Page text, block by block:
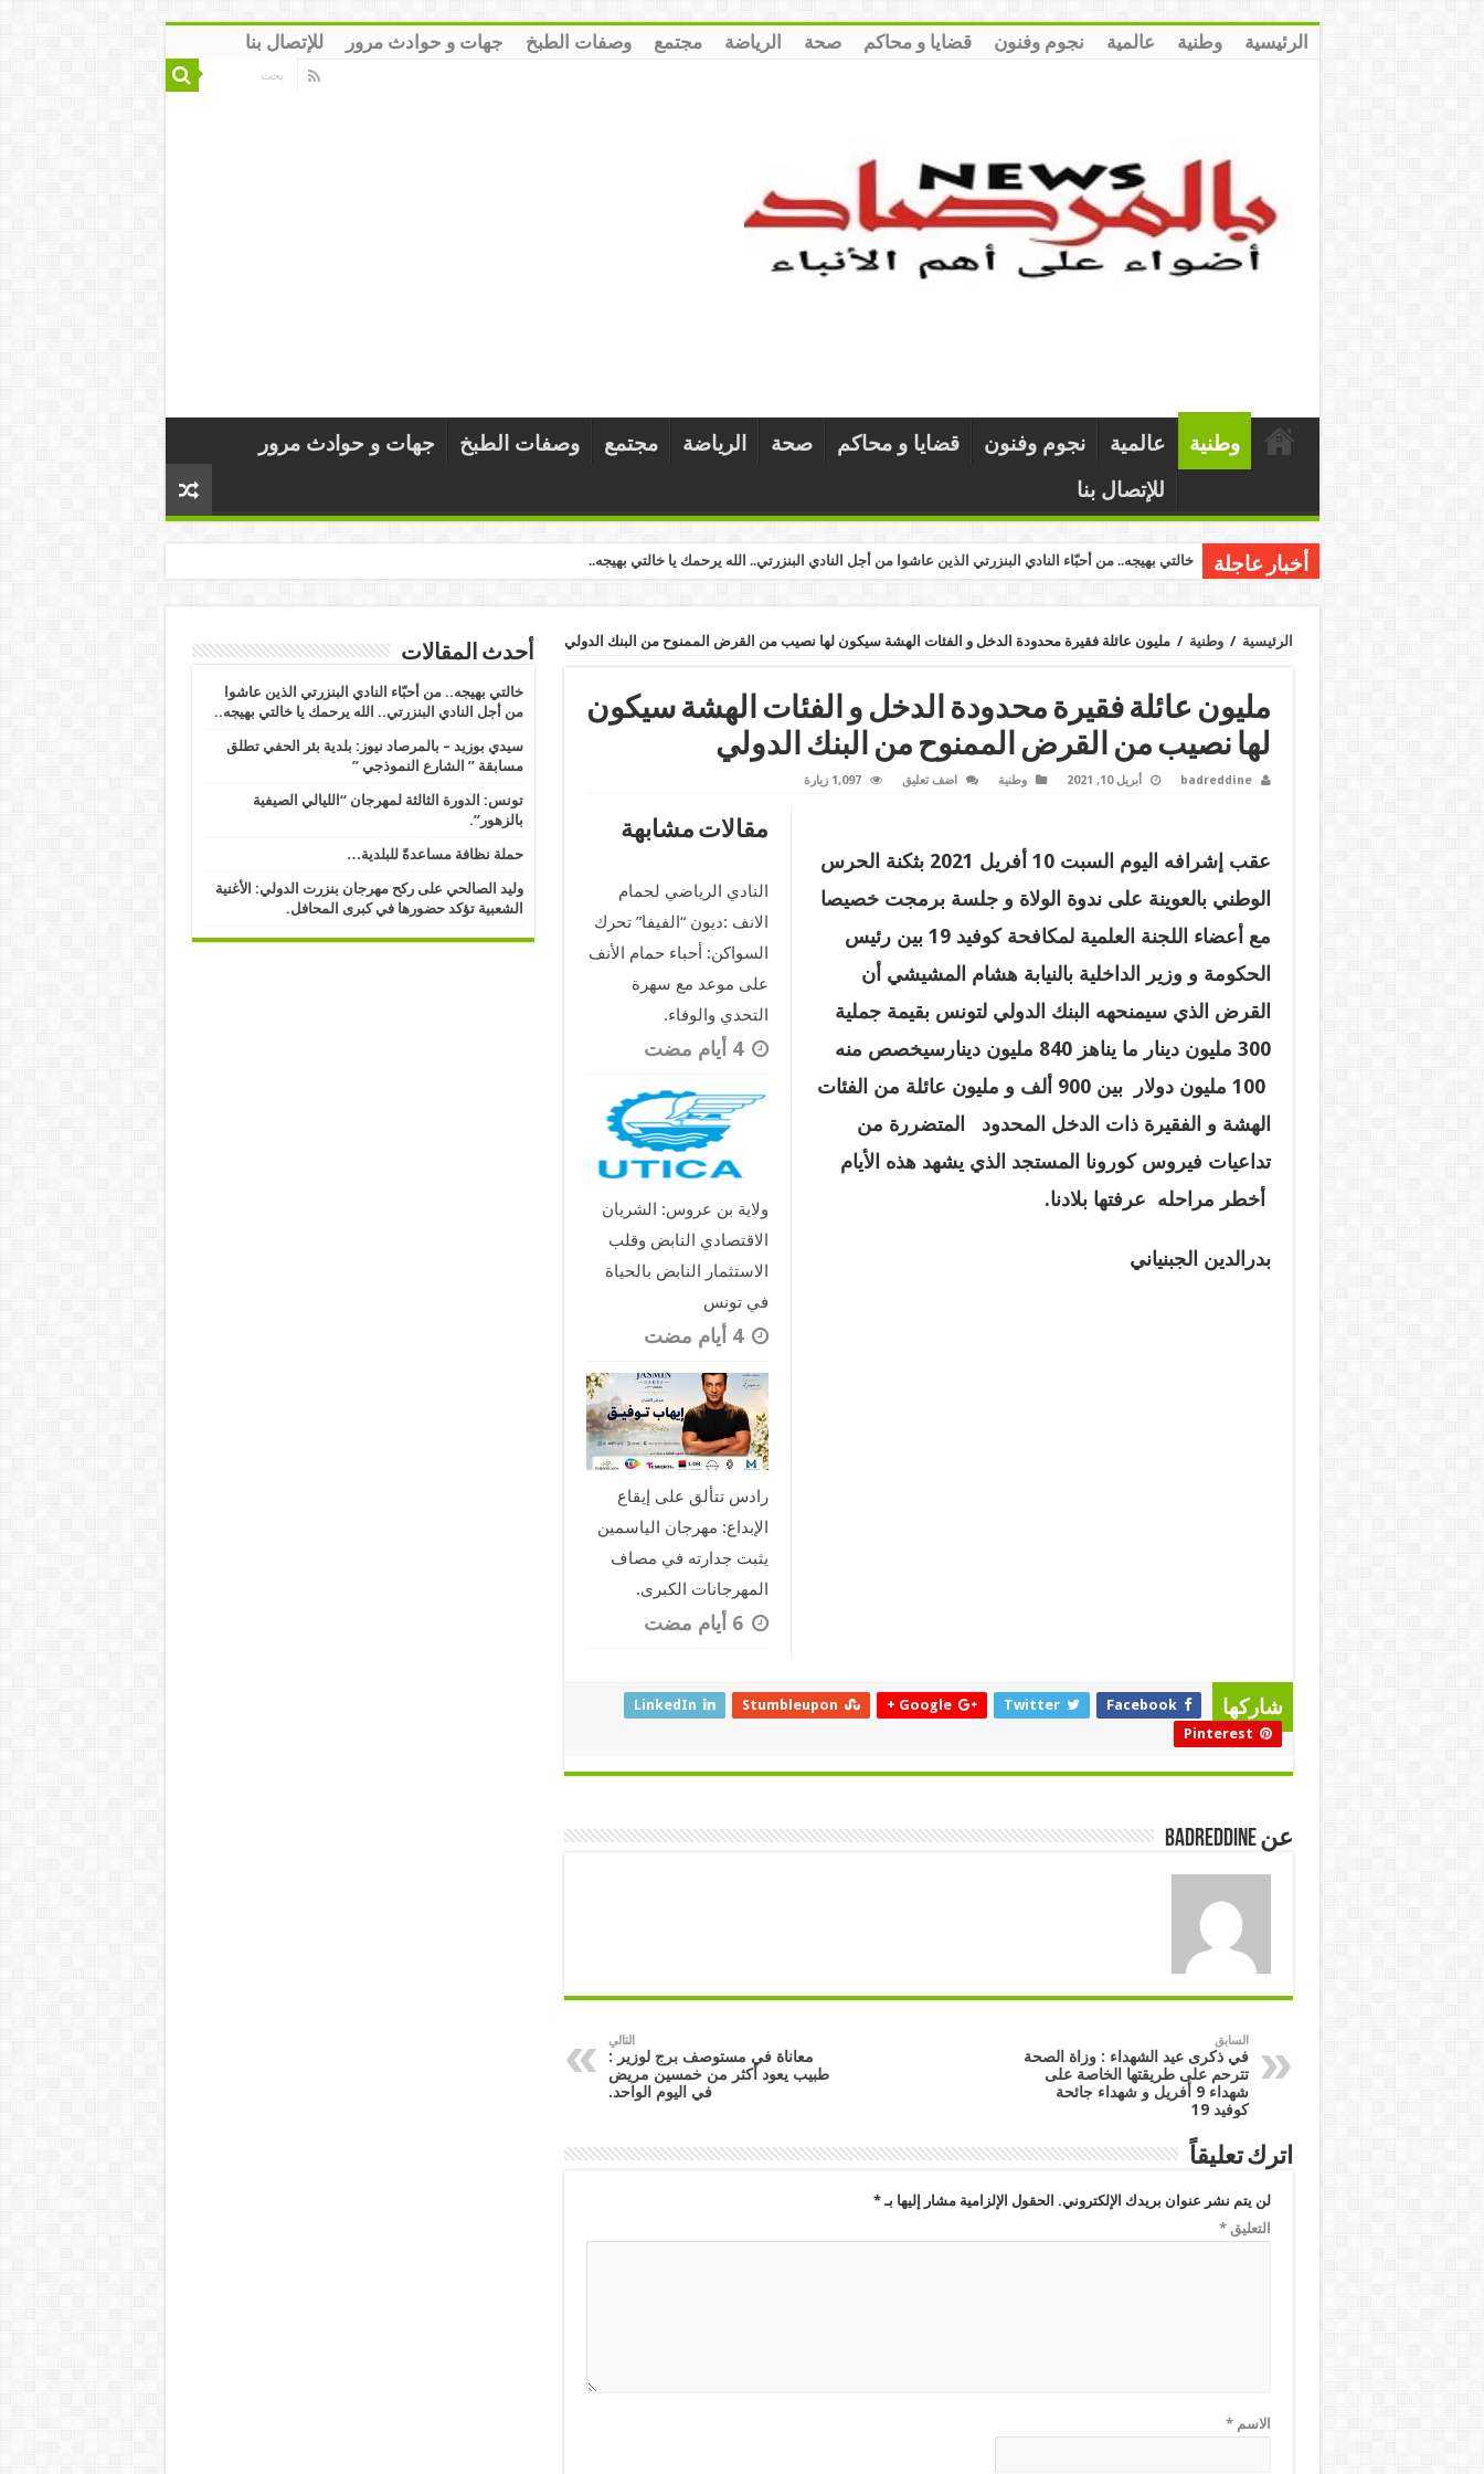
الرئيسية وطنية عالمية نجوم وفنون قضايا و محاكم صحة الرياضة مجتمع وصفات الطبخ جهات و حوادث مرور للإتصال بنا
وطنية عالمية نجوم وفنون قضايا و محاكم صحة الرياضة مجتمع وصفات الطبخ
جهات و حوادث مرور
للإتصال بنا
أخبار عاجلة خالتي بهيجه.. من أحبّاء النادي البنزرتي الذين عاشوا من أجل النادي البنزرتي.. الله يرحمك يا خالتي بهيجه..
الرئيسية / وطنية / مليون عائلة فقيرة محدودة الدخل و الفئات الهشة سيكون لها نصيب من القرض الممنوح من البنك الدولي
مليون عائلة فقيرة محدودة الدخل و الفئات الهشة سيكون
لها نصيب من القرض الممنوح من البنك الدولي
badreddine أبريل 10, 2021 وطنية اضف تعليق 1,097 زيارة
مقالات مشابهة
النادي الرياضي لحمام
الانف :ديون “الفيفا” تحرك
السواكن: أحباء حمام الأنف
على موعد مع سهرة
التحدي والوفاء.
‏4 أيام مضت
ولاية بن عروس: الشريان
الاقتصادي النابض وقلب
الاستثمار النابض بالحياة
في تونس
‏4 أيام مضت
رادس تتألق على إيقاع
الإبداع: مهرجان الياسمين
يثبت جدارته في مصاف
المهرجانات الكبرى.
‏6 أيام مضت
عقب إشرافه اليوم السبت 10 أفريل 2021 بثكنة الحرس
الوطني بالعوينة على ندوة الولاة و جلسة برمجت خصيصا
مع أعضاء اللجنة العلمية لمكافحة كوفيد 19 بين رئيس
الحكومة و وزير الداخلية بالنيابة هشام المشيشي أن
القرض الذي سيمنحهه البنك الدولي لتونس بقيمة جملية
300 مليون دينار ما يناهز 840 مليون دينارسيخصص منه
100 مليون دولار بين 900 ألف و مليون عائلة من الفئات
الهشة و الفقيرة ذات الدخل المحدود المتضررة من
تداعيات فيروس كورونا المستجد الذي يشهد هذه الأيام
أخطر مراحله عرفتها بلادنا.
بدرالدين الجبنياني
شاركها Facebook
Twitter
Google +
Stumbleupon
LinkedIn
Pinterest
عن badreddine
السابق
في ذكرى عيد الشهداء : وزاة الصحة
تترحم على طريقتها الخاصة على
شهداء 9 أفريل و شهداء جائحة
كوفيد 19
التالي
معاناة في مستوصف برج لوزير :
طبيب يعود أكثر من خمسين مريض
في اليوم الواحد.
اترك تعليقاً
لن يتم نشر عنوان بريدك الإلكتروني. الحقول الإلزامية مشار إليها بـ*
التعليق*
الاسم*
أحدث المقالات
خالتي بهيجه.. من أحبّاء النادي البنزرتي الذين عاشوا
من أجل النادي البنزرتي.. الله يرحمك يا خالتي بهيجه..
سيدي بوزيد – بالمرصاد نيوز: بلدية بئر الحفي تطلق
مسابقة ” الشارع النموذجي ” ​
تونس: الدورة الثالثة لمهرجان “الليالي الصيفية
بالزهور”.
حملة نظافة مساعدةً للبلدية…
وليد الصالحي على ركح مهرجان بنزرت الدولي: الأغنية
الشعبية تؤكد حضورها في كبرى المحافل.